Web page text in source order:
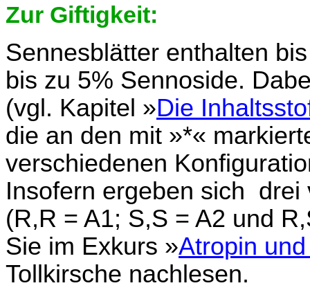
Zur Giftigkeit:
Sennesblätter enthalten
bis zu 5% Sennoside.
(vgl. Kapitel »Die
die an den mit »*«
verschiedenen
Insofern ergeben sich drei
(R,R = A1; S,S = A2 und
Sie im Exkurs »Atropin
Tollkirsche nachlesen.